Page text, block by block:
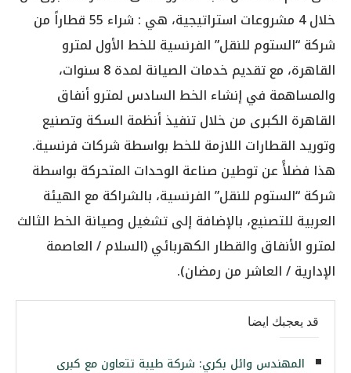
خلال 4 مشروعات استراتيجية، هي : شراء 55 قطاراً من
شركة “الستوم للنقل” الفرنسية للخط الأول لمترو
القاهرة، مع تقديم خدمات الصيانة لمدة 8 سنوات،
والمساهمة في إنشاء الخط السادس لمترو أنفاق
القاهرة الكبرى من خلال تنفيذ أنظمة السكة وتصنيع
وتوريد القطارات اللازمة للخط بواسطة شركات فرنسية.
هذا فضلأً عن توطين صناعة الوحدات المتحركة بواسطة
شركة “الستوم للنقل” الفرنسية، بالشراكة مع الهيئة
العربية للتصنيع، بالإضافة إلى تشغيل وصيانة الخط الثالث
لمترو الأنفاق والقطار الكهربائي (السلام / العاصمة
الإدارية / العاشر من رمضان).
قد يعجبك ايضا
المهندس وائل بكري: شركة طيبة تتعاون مع كبرى